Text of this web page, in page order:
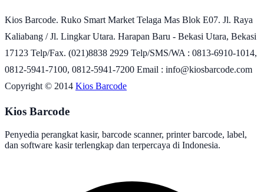
Kios Barcode. Ruko Smart Market Telaga Mas Blok E07. Jl. Raya
Kaliabang / Jl. Lingkar Utara. Harapan Baru - Bekasi Utara, Bekasi
17123 Telp/Fax. (021)8838 2929 Telp/SMS/WA : 0813-6910-1014,
0812-5941-7100, 0812-5941-7200 Email : info@kiosbarcode.com
Copyright © 2014 Kios Barcode
Kios Barcode
Penyedia perangkat kasir, barcode scanner, printer barcode, label,
dan software kasir terlengkap dan terpercaya di Indonesia.